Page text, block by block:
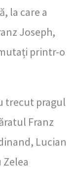
la care a
Joseph,
printr-o
trecut pragul
Franz
Lucian